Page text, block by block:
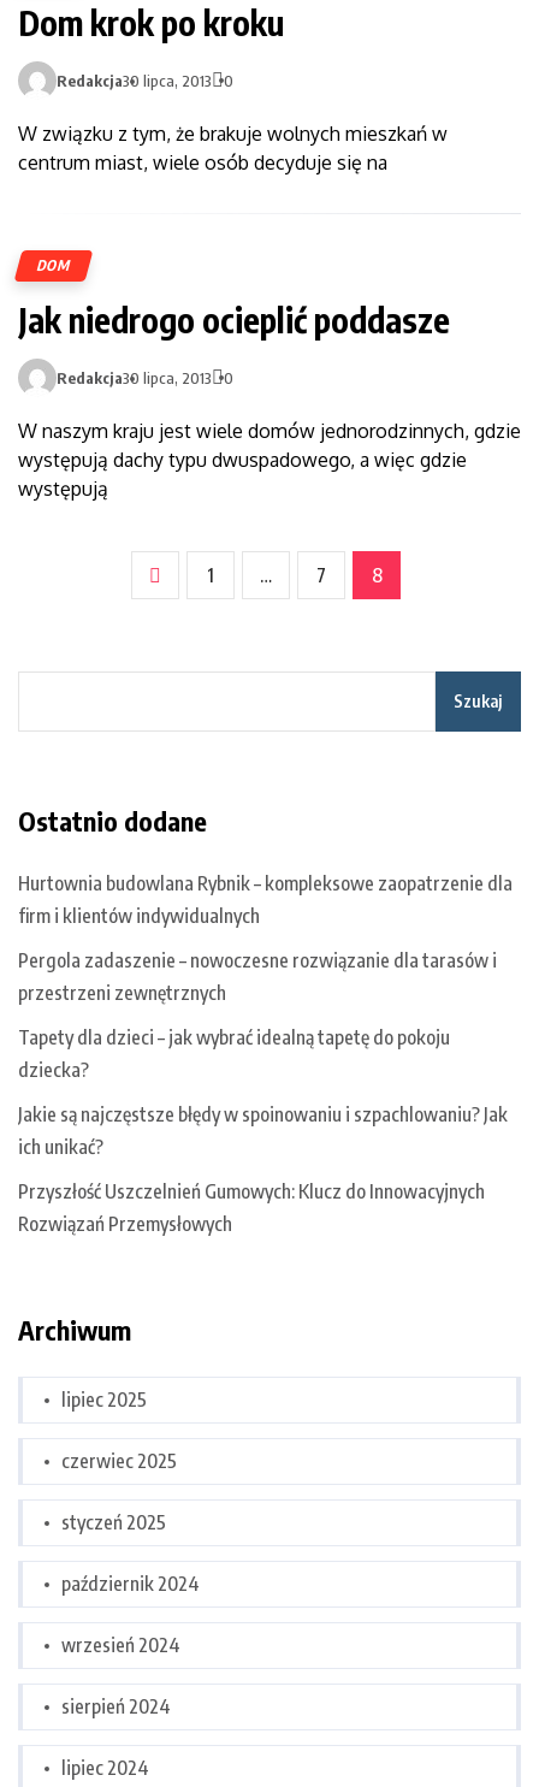
Dom krok po kroku
Redakcja30 lipca, 2013 0
W związku z tym, że brakuje wolnych mieszkań w
centrum miast, wiele osób decyduje się na
DOM
Jak niedrogo ocieplić poddasze
Redakcja30 lipca, 2013 0
W naszym kraju jest wiele domów jednorodzinnych, gdzie
występują dachy typu dwuspadowego, a więc gdzie
występują
1 … 7 8
Szukaj
Ostatnio dodane
Hurtownia budowlana Rybnik – kompleksowe zaopatrzenie dla
firm i klientów indywidualnych
Pergola zadaszenie – nowoczesne rozwiązanie dla tarasów i
przestrzeni zewnętrznych
Tapety dla dzieci – jak wybrać idealną tapetę do pokoju
dziecka?
Jakie są najczęstsze błędy w spoinowaniu i szpachlowaniu? Jak
ich unikać?
Przyszłość Uszczelnień Gumowych: Klucz do Innowacyjnych
Rozwiązań Przemysłowych
Archiwum
lipiec 2025
czerwiec 2025
styczeń 2025
październik 2024
wrzesień 2024
sierpień 2024
lipiec 2024